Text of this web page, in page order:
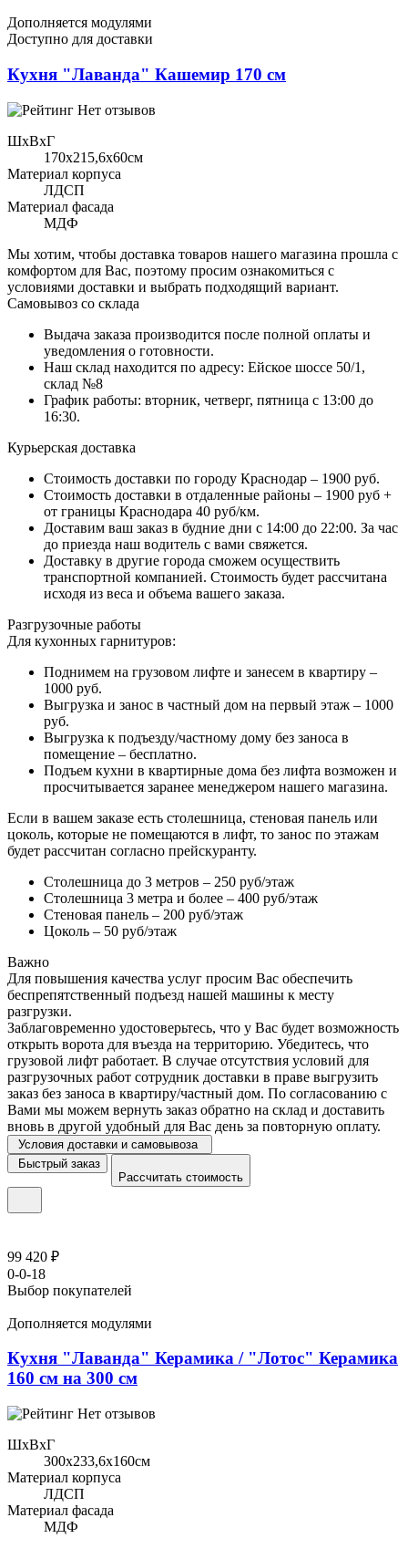
Дополняется модулями
Доступно для доставки
Кухня "Лаванда" Кашемир 170 см
Нет отзывов
ШхВхГ
170x215,6х60см
Материал корпуса
ЛДСП
Материал фасада
МДФ
Мы хотим, чтобы доставка товаров нашего магазина прошла с
комфортом для Вас, поэтому просим ознакомиться с
условиями доставки и выбрать подходящий вариант.
Самовывоз со склада
Выдача заказа производится после полной оплаты и
уведомления о готовности.
Наш склад находится по адресу: Ейское шоссе 50/1,
склад №8
График работы: вторник, четверг, пятница с 13:00 до
16:30.
Курьерская доставка
Стоимость доставки по городу Краснодар – 1900 руб.
Стоимость доставки в отдаленные районы – 1900 руб +
от границы Краснодара 40 руб/км.
Доставим ваш заказ в будние дни с 14:00 до 22:00. За час
до приезда наш водитель с вами свяжется.
Доставку в другие города сможем осуществить
транспортной компанией. Стоимость будет рассчитана
исходя из веса и объема вашего заказа.
Разгрузочные работы
Для кухонных гарнитуров:
Поднимем на грузовом лифте и занесем в квартиру –
1000 руб.
Выгрузка и занос в частный дом на первый этаж – 1000
руб.
Выгрузка к подъезду/частному дому без заноса в
помещение – бесплатно.
Подъем кухни в квартирные дома без лифта возможен и
просчитывается заранее менеджером нашего магазина.
Если в вашем заказе есть столешница, стеновая панель или
цоколь, которые не помещаются в лифт, то занос по этажам
будет рассчитан согласно прейскуранту.
Столешница до 3 метров – 250 руб/этаж
Столешница 3 метра и более – 400 руб/этаж
Стеновая панель – 200 руб/этаж
Цоколь – 50 руб/этаж
Важно
Для повышения качества услуг просим Вас обеспечить
беспрепятственный подъезд нашей машины к месту
разгрузки.
Заблаговременно удостоверьтесь, что у Вас будет возможность
открыть ворота для въезда на территорию. Убедитесь, что
грузовой лифт работает. В случае отсутствия условий для
разгрузочных работ сотрудник доставки в праве выгрузить
заказ без заноса в квартиру/частный дом. По согласованию с
Вами мы можем вернуть заказ обратно на склад и доставить
вновь в другой удобный для Вас день за повторную оплату.
Условия доставки и самовывоза
Быстрый заказ
Рассчитать стоимость
99 420 ₽
0-0-18
Выбор покупателей
Дополняется модулями
Кухня "Лаванда" Керамика / "Лотос" Керамика
160 см на 300 см
Нет отзывов
ШхВхГ
300x233,6х160см
Материал корпуса
ЛДСП
Материал фасада
МДФ